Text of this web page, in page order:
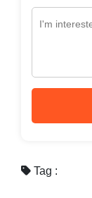
Tag :